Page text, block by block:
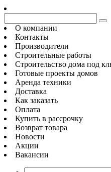
О компании
Контакты
Производители
Строительные работы
Строительство дома под
Готовые проекты домов
Аренда техники
Доставка
Как заказать
Оплата
Купить в рассрочку
Возврат товара
Новости
Акции
Вакансии